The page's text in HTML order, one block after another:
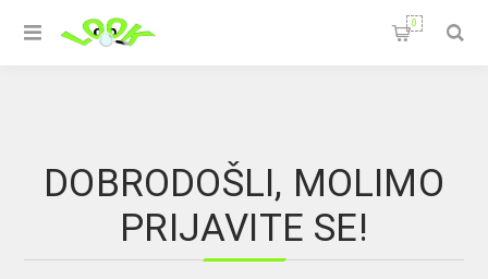
0
DOBRODOŠLI, MOLIMO
PRIJAVITE SE!